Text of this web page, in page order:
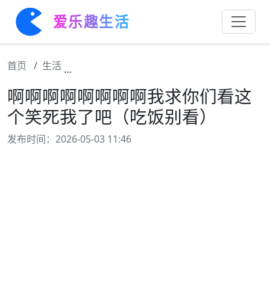
爱乐趣生活
首页 生活
啊啊啊啊啊啊啊啊我求你们看这
个笑死我了吧（吃饭别看）
发布时间：2026-05-03 11:46